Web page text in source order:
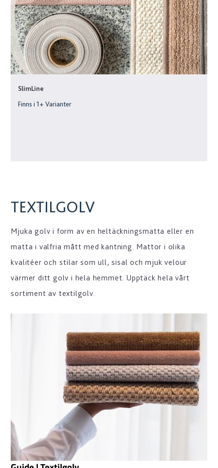
SlimLine
Finns i1+ Varianter
TEXTILGOLV
Mjuka golv i form av en heltäckningsmatta eller en
matta i valfria mått med kantning. Mattor i olika
kvalitéer och stilar som ull, sisal och mjuk velour
värmer ditt golv i hela hemmet. Upptäck hela vårt
sortiment av textilgolv.